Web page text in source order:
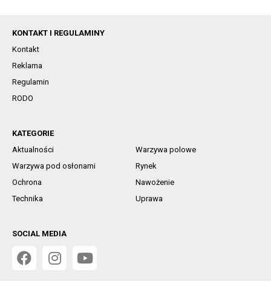
KONTAKT I REGULAMINY
Kontakt
Reklama
Regulamin
RODO
KATEGORIE
Aktualności
Warzywa polowe
Warzywa pod osłonami
Rynek
Ochrona
Nawożenie
Technika
Uprawa
SOCIAL MEDIA